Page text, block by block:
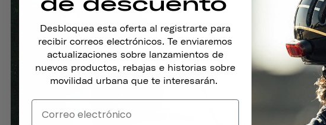
Desbloquea esta oferta al registrarte para
recibir correos electrónicos. Te enviaremos
actualizaciones sobre lanzamientos de
nuevos productos, rebajas e historias sobre
movilidad urbana que te interesarán.